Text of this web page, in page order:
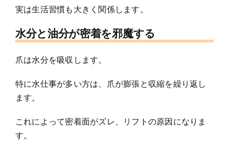
実は生活習慣も大きく関係します。
水分と油分が密着を邪魔する
爪は水分を吸収します。
特に水仕事が多い方は、爪が膨張と収縮を繰り返し
ます。
これによって密着面がズレ、リフトの原因になりま
す。